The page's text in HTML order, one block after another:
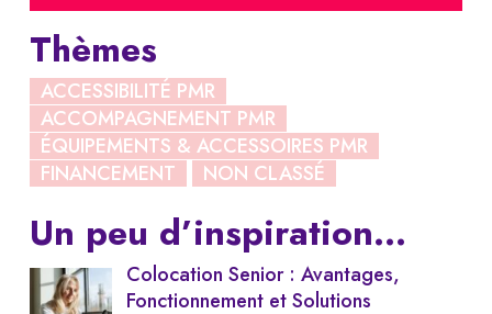
Thèmes
ACCESSIBILITÉ PMR
ACCOMPAGNEMENT PMR
ÉQUIPEMENTS & ACCESSOIRES PMR
FINANCEMENT
NON CLASSÉ
Un peu d’inspiration…
Colocation Senior : Avantages,
Fonctionnement et Solutions